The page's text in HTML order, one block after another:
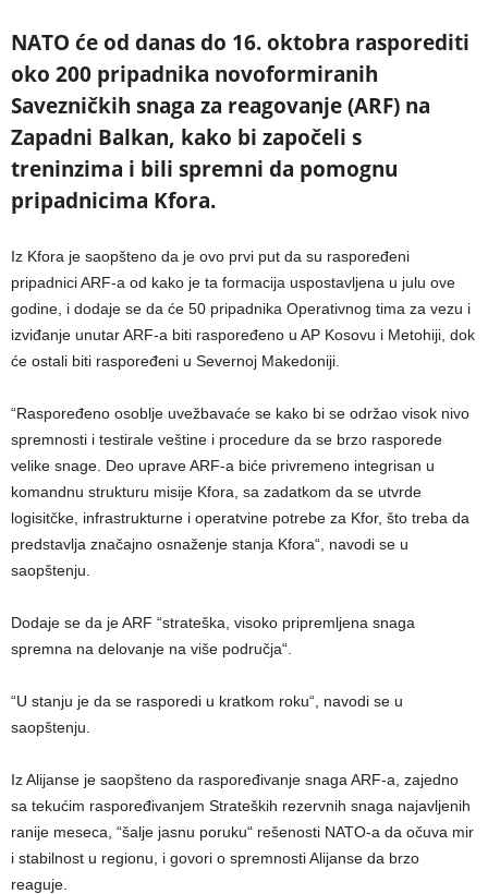
NATO će od danas do 16. oktobra rasporediti
oko 200 pripadnika novoformiranih
Savezničkih snaga za reagovanje (ARF) na
Zapadni Balkan, kako bi započeli s
treninzima i bili spremni da pomognu
pripadnicima Kfora.
Iz Kfora je saopšteno da je ovo prvi put da su raspoređeni
pripadnici ARF-a od kako je ta formacija uspostavljena u julu ove
godine, i dodaje se da će 50 pripadnika Operativnog tima za vezu i
izviđanje unutar ARF-a biti raspoređeno u AP Kosovu i Metohiji, dok
će ostali biti raspoređeni u Severnoj Makedoniji.
“Raspoređeno osoblje uvežbavaće se kako bi se održao visok nivo
spremnosti i testirale veštine i procedure da se brzo rasporede
velike snage. Deo uprave ARF-a biće privremeno integrisan u
komandnu strukturu misije Kfora, sa zadatkom da se utvrde
logisitčke, infrastrukturne i operatvine potrebe za Kfor, što treba da
predstavlja značajno osnaženje stanja Kfora“, navodi se u
saopštenju.
Dodaje se da je ARF “strateška, visoko pripremljena snaga
spremna na delovanje na više područja“.
“U stanju je da se rasporedi u kratkom roku“, navodi se u
saopštenju.
Iz Alijanse je saopšteno da raspoređivanje snaga ARF-a, zajedno
sa tekućim raspoređivanjem Strateških rezervnih snaga najavljenih
ranije meseca, “šalje jasnu poruku“ rešenosti NATO-a da očuva mir
i stabilnost u regionu, i govori o spremnosti Alijanse da brzo
reaguje.